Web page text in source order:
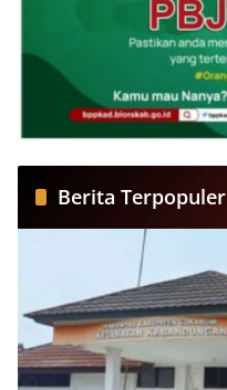
Berita Terpopuler